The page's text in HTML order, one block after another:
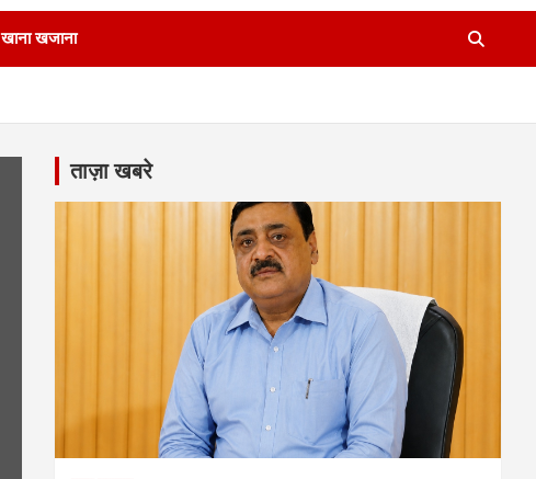
खाना खजाना
ताज़ा खबरे